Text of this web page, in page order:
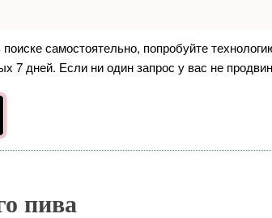
самостоятельно, попробуйте
7 дней. Если ни один запрос у вас не
пива